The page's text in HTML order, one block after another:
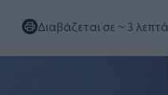
Διαβάζεται σε ~ 3 λεπτά